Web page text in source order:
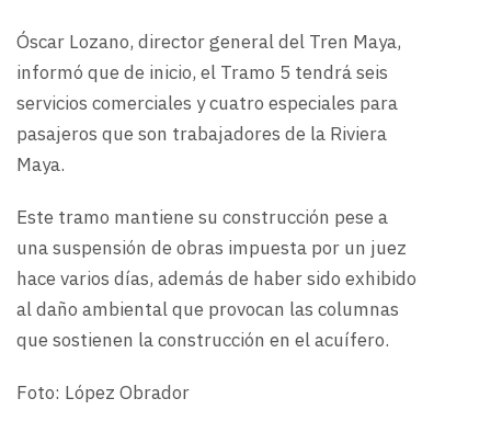
Óscar Lozano, director general del Tren Maya,
informó que de inicio, el Tramo 5 tendrá seis
servicios comerciales y cuatro especiales para
pasajeros que son trabajadores de la Riviera
Maya.
Este tramo mantiene su construcción pese a
una suspensión de obras impuesta por un juez
hace varios días, además de haber sido exhibido
al daño ambiental que provocan las columnas
que sostienen la construcción en el acuífero.
Foto: López Obrador